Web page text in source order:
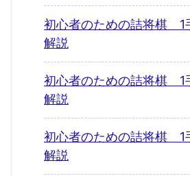
初心者のための詰将棋
解説
初心者のための詰将棋
解説
初心者のための詰将棋 1
解説